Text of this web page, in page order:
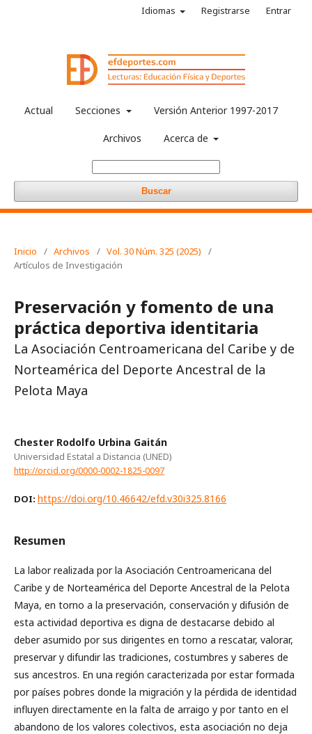
Actual Secciones Versión Anterior 1997-2017
Archivos Acerca de
Buscar
Idiomas Registrarse Entrar
Inicio / Archivos / Vol. 30 Núm. 325 (2025)
/
Artículos de Investigación
Preservación y fomento de una
práctica deportiva identitaria
La Asociación Centroamericana del Caribe y de
Norteamérica del Deporte Ancestral de la
Pelota Maya
Chester Rodolfo Urbina Gaitán
Universidad Estatal a Distancia (UNED)
http://orcid.org/0000-0002-1825-0097
DOI: https://doi.org/10.46642/efd.v30i325.8166
Resumen
La labor realizada por la Asociación Centroamericana del
Caribe y de Norteamérica del Deporte Ancestral de la Pelota
Maya, en torno a la preservación, conservación y difusión de
esta actividad deportiva es digna de destacarse debido al
deber asumido por sus dirigentes en torno a rescatar, valorar,
preservar y difundir las tradiciones, costumbres y saberes de
sus ancestros. En una región caracterizada por estar formada
por países pobres donde la migración y la pérdida de identidad
influyen directamente en la falta de arraigo y por tanto en el
abandono de los valores colectivos, esta asociación no deja